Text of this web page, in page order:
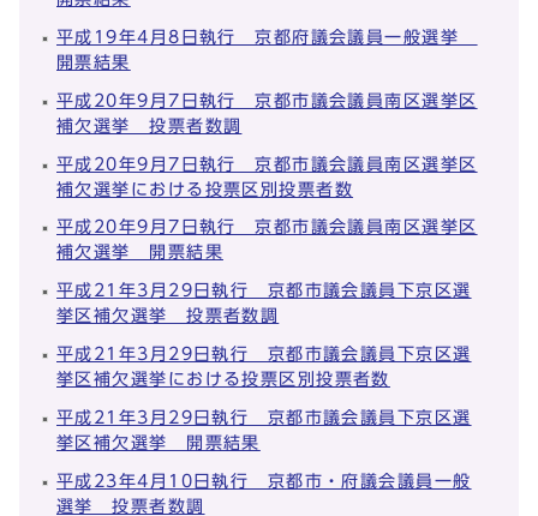
平成19年4月8日執行 京都府議会議員一般選挙
開票結果
平成20年9月7日執行 京都市議会議員南区選挙区
補欠選挙 投票者数調
平成20年9月7日執行 京都市議会議員南区選挙区
補欠選挙における投票区別投票者数
平成20年9月7日執行 京都市議会議員南区選挙区
補欠選挙 開票結果
平成21年3月29日執行 京都市議会議員下京区選
挙区補欠選挙 投票者数調
平成21年3月29日執行 京都市議会議員下京区選
挙区補欠選挙における投票区別投票者数
平成21年3月29日執行 京都市議会議員下京区選
挙区補欠選挙 開票結果
平成23年4月10日執行 京都市・府議会議員一般
選挙 投票者数調